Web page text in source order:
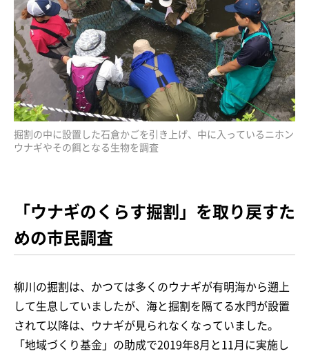
掘割の中に設置した石倉かごを引き上げ、中に入っているニホン
ウナギやその餌となる生物を調査
「ウナギのくらす掘割」を取り戻すた
めの市民調査
柳川の掘割は、かつては多くのウナギが有明海から遡上
して生息していましたが、海と掘割を隔てる水門が設置
されて以降は、ウナギが見られなくなっていました。
「地域づくり基金」の助成で2019年8月と11月に実施し